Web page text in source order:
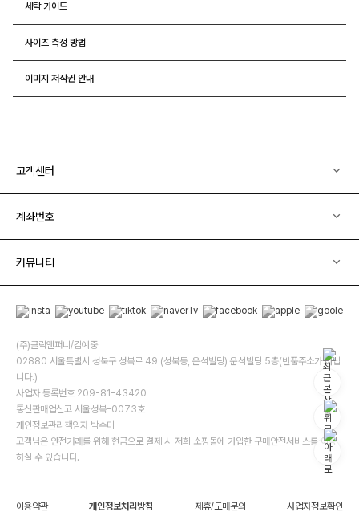
세탁 가이드
사이즈 측정 방법
이미지 저작권 안내
고객센터
계좌번호
커뮤니티
(주)클릭앤퍼니/김예중
02880 서울특별시 성북구 성북로 49 (성북동, 운석빌딩) 운석빌딩 5층(반품주소가 아닙
니다.)
사업자 등록번호 209-81-43420
통신판매업신고 서울성북-0073호
개인정보관리책임자 박수미
고객님은 안전거래를 위해 현금으로 결제 시 저희 소핑몰에 가입한 구매안전서비스를 이용
하실 수 있습니다.
이용약관 개인정보처리방침 제휴/도매문의 사업자정보확인